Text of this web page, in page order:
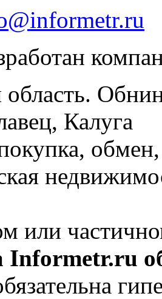
область.
Калуга
обмен,
или
Informetr.ru